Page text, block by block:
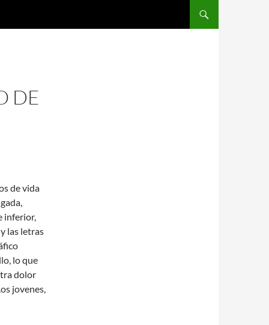
DE
de vida
inferior,
las letras
lo que
dolor
jovenes,